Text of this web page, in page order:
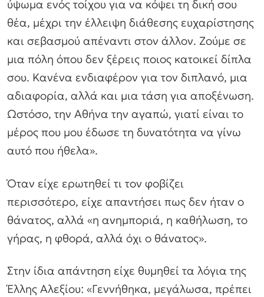
ύψωμα ενός τοίχου για να κόψει τη δική σου
θέα, μέχρι την έλλειψη διάθεσης ευχαρίστησης
και σεβασμού απέναντι στον άλλον. Ζούμε σε
μια πόλη όπου δεν ξέρεις ποιος κατοικεί δίπλα
σου. Κανένα ενδιαφέρον για τον διπλανό, μια
αδιαφορία, αλλά και μια τάση για αποξένωση.
Ωστόσο, την Αθήνα την αγαπώ, γιατί είναι το
μέρος που μου έδωσε τη δυνατότητα να γίνω
αυτό που ήθελα».
Όταν είχε ερωτηθεί τι τον φοβίζει
περισσότερο, είχε απαντήσει πως δεν ήταν ο
θάνατος, αλλά «η ανημποριά, η καθήλωση, το
γήρας, η φθορά, αλλά όχι ο θάνατος».
Στην ίδια απάντηση είχε θυμηθεί τα λόγια της
Έλλης Αλεξίου: «Γεννήθηκα, μεγάλωσα, πρέπει